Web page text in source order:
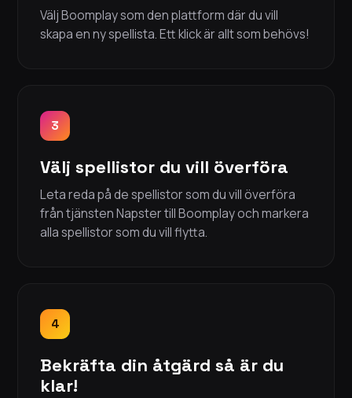
Välj Boomplay som den plattform där du vill
skapa en ny spellista. Ett klick är allt som behövs!
3
Välj spellistor du vill överföra
Leta reda på de spellistor som du vill överföra
från tjänsten Napster till Boomplay och markera
alla spellistor som du vill flytta.
4
Bekräfta din åtgärd så är du
klar!